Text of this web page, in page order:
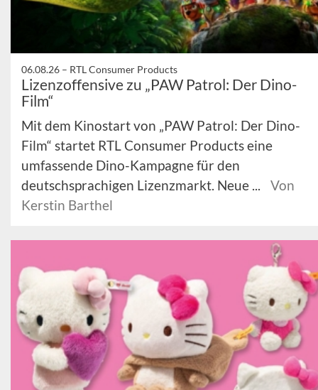
06.08.26 – RTL Consumer Products
Lizenzoffensive zu „PAW Patrol: Der Dino-
Film“
Mit dem Kinostart von „PAW Patrol: Der Dino-
Film“ startet RTL Consumer Products eine
umfassende Dino-Kampagne für den
deutschsprachigen Lizenzmarkt. Neue ...
Von
Kerstin Barthel